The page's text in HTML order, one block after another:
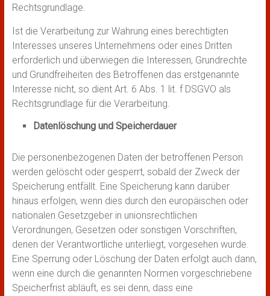
Rechtsgrundlage.
Ist die Verarbeitung zur Wahrung eines berechtigten
Interesses unseres Unternehmens oder eines Dritten
erforderlich und überwiegen die Interessen, Grundrechte
und Grundfreiheiten des Betroffenen das erstgenannte
Interesse nicht, so dient Art. 6 Abs. 1 lit. f DSGVO als
Rechtsgrundlage für die Verarbeitung.
Datenlöschung und Speicherdauer
Die personenbezogenen Daten der betroffenen Person
werden gelöscht oder gesperrt, sobald der Zweck der
Speicherung entfällt. Eine Speicherung kann darüber
hinaus erfolgen, wenn dies durch den europäischen oder
nationalen Gesetzgeber in unionsrechtlichen
Verordnungen, Gesetzen oder sonstigen Vorschriften,
denen der Verantwortliche unterliegt, vorgesehen wurde.
Eine Sperrung oder Löschung der Daten erfolgt auch dann,
wenn eine durch die genannten Normen vorgeschriebene
Speicherfrist abläuft, es sei denn, dass eine